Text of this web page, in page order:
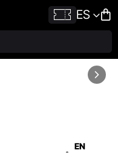
ES
EN